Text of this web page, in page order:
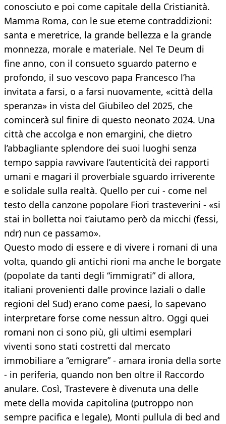
conosciuto e poi come capitale della Cristianità.
Mamma Roma, con le sue eterne contraddizioni:
santa e meretrice, la grande bellezza e la grande
monnezza, morale e materiale. Nel Te Deum di
fine anno, con il consueto sguardo paterno e
profondo, il suo vescovo papa Francesco l’ha
invitata a farsi, o a farsi nuovamente, «città della
speranza» in vista del Giubileo del 2025, che
comincerà sul finire di questo neonato 2024. Una
città che accolga e non emargini, che dietro
l’abbagliante splendore dei suoi luoghi senza
tempo sappia ravvivare l’autenticità dei rapporti
umani e magari il proverbiale sguardo irriverente
e solidale sulla realtà. Quello per cui - come nel
testo della canzone popolare Fiori trasteverini - «si
stai in bolletta noi t’aiutamo però da micchi (fessi,
ndr) nun ce passamo».
Questo modo di essere e di vivere i romani di una
volta, quando gli antichi rioni ma anche le borgate
(popolate da tanti degli “immigrati” di allora,
italiani provenienti dalle province laziali o dalle
regioni del Sud) erano come paesi, lo sapevano
interpretare forse come nessun altro. Oggi quei
romani non ci sono più, gli ultimi esemplari
viventi sono stati costretti dal mercato
immobiliare a “emigrare” - amara ironia della sorte
- in periferia, quando non ben oltre il Raccordo
anulare. Così, Trastevere è divenuta una delle
mete della movida capitolina (putroppo non
sempre pacifica e legale), Monti pullula di bed and